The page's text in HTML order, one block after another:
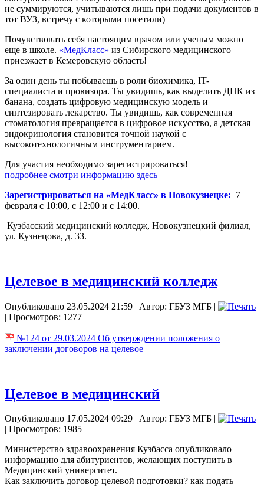
не суммируются, учитываются лишь при подачи документов в
тот ВУЗ, встречу с которыми посетили)
Почувствовать себя настоящим врачом или ученым можно
еще в школе. «МедКласс» из Сибирского медицинского
приезжает в Кемеровскую область!
За один день ты побываешь в роли биохимика, IT-
специалиста и провизора. Ты увидишь, как выделить ДНК из
банана, создать цифровую медицинскую модель и
синтезировать лекарство. Ты увидишь, как современная
стоматология превращается в цифровое искусство, а детская
эндокринология становится точной наукой с
высокотехнологичным инструментарием.
Для участия необходимо зарегистрироваться!
подробнее смотри информацию здесь
Зарегистрироваться на «МедКласс» в Новокузнецке: 7
февраля с 10:00, с 12:00 и с 14:00.
Кузбасский медицинский колледж, Новокузнецкий филиал,
ул. Кузнецова, д. 33.
Целевое в медицинский колледж
Опубликовано 23.05.2024 21:59 | Автор: ГБУЗ МГБ |
| Просмотров: 1277
№124 от 29.03.2024 Об утверждении положения о
заключении договоров на целевое
Целевое в медицинский
Опубликовано 17.05.2024 09:29 | Автор: ГБУЗ МГБ |
| Просмотров: 1985
Министерство здравоохранения Кузбасса опубликовало
информацию для абитуриентов, желающих поступить в
Медицинский университет.
Как заключить договор целевой подготовки? как подать